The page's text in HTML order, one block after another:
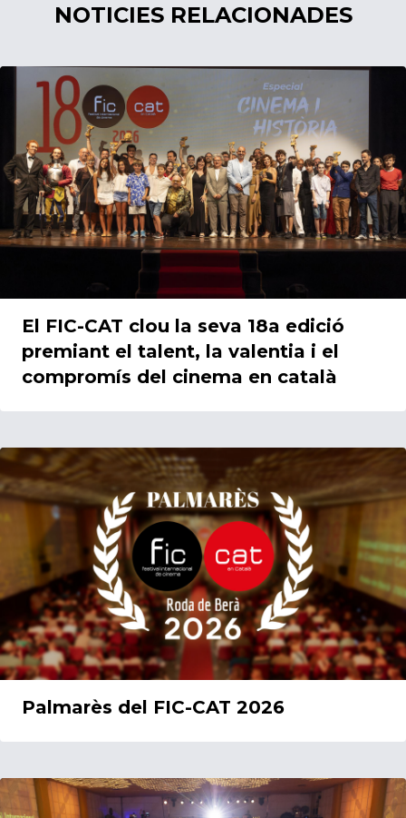
NOTICIES RELACIONADES
14/06/2026
El FIC-CAT clou la seva 18a edició
premiant el talent, la valentia i el
compromís del cinema en català
14/06/2026
Palmarès del FIC-CAT 2026
13/06/2026